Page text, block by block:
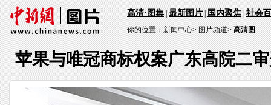
高清·图集|最新图片|国内聚焦|社会
你的位置：新闻中心>图片频道> 高清图
苹果与唯冠商标权案广东高院二